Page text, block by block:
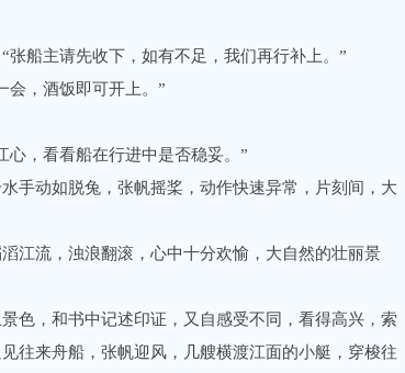
船主请先收下，如有不足，我们再行补上。”
，酒饭即可开上。”
，看看船在行进中是否稳妥。”
动如脱兔，张帆摇桨，动作快速异常，片刻间，大
流，浊浪翻滚，心中十分欢愉，大自然的壮丽景
，和书中记述印证，又自感受不同，看得高兴，索
往来舟船，张帆迎风，几艘横渡江面的小艇，穿梭往